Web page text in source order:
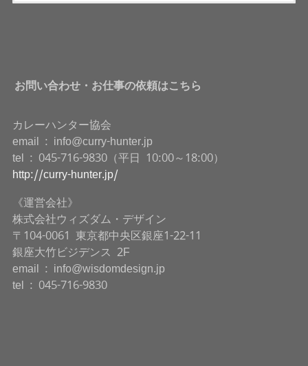
お問い合わせ・お仕事の依頼はこちら
カレーハンター協会
email : info@curry-hunter.jp
tel : 045-716-9830（平日 10:00～18:00）
http://curry-hunter.jp/
《運営会社》
株式会社ウィズダム・デザイン
〒104-0061 東京都中央区銀座1-22-11
銀座大竹ビジデンス 2F
email : info@wisdomdesign.jp
tel : 045-716-9830